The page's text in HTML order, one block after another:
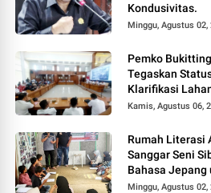
Kondusivitas.
Minggu, Agustus 02,
Pemko
Tegaskan
Klarifikasi
Kamis, Agustus 06,
Rumah Literasi
Sanggar Seni
Bahasa Jepang
Minggu, Agustus 02,